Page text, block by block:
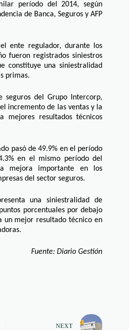
período del 2014, según
de Banca, Seguros y AFP
ente regulador, durante los
fueron registrados siniestros
constituye una siniestralidad
primas.
seguros del Grupo Intercorp,
incremento de las ventas y la
mejores resultados técnicos
pasó de 49.9% en el período
en el mismo período del
mejora importante en los
del sector seguros.
una siniestralidad de
porcentuales por debajo
mejor resultado técnico en
Fuente: Diario Gestión
NEXT